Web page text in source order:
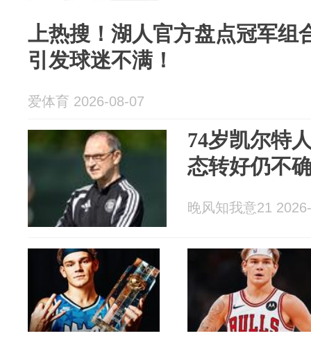
上热搜！湖人官方盘点冠军
引发球迷不满！
爱体育 2026-08-07
74岁凯尔特
态转好仍不
晚风知我意21